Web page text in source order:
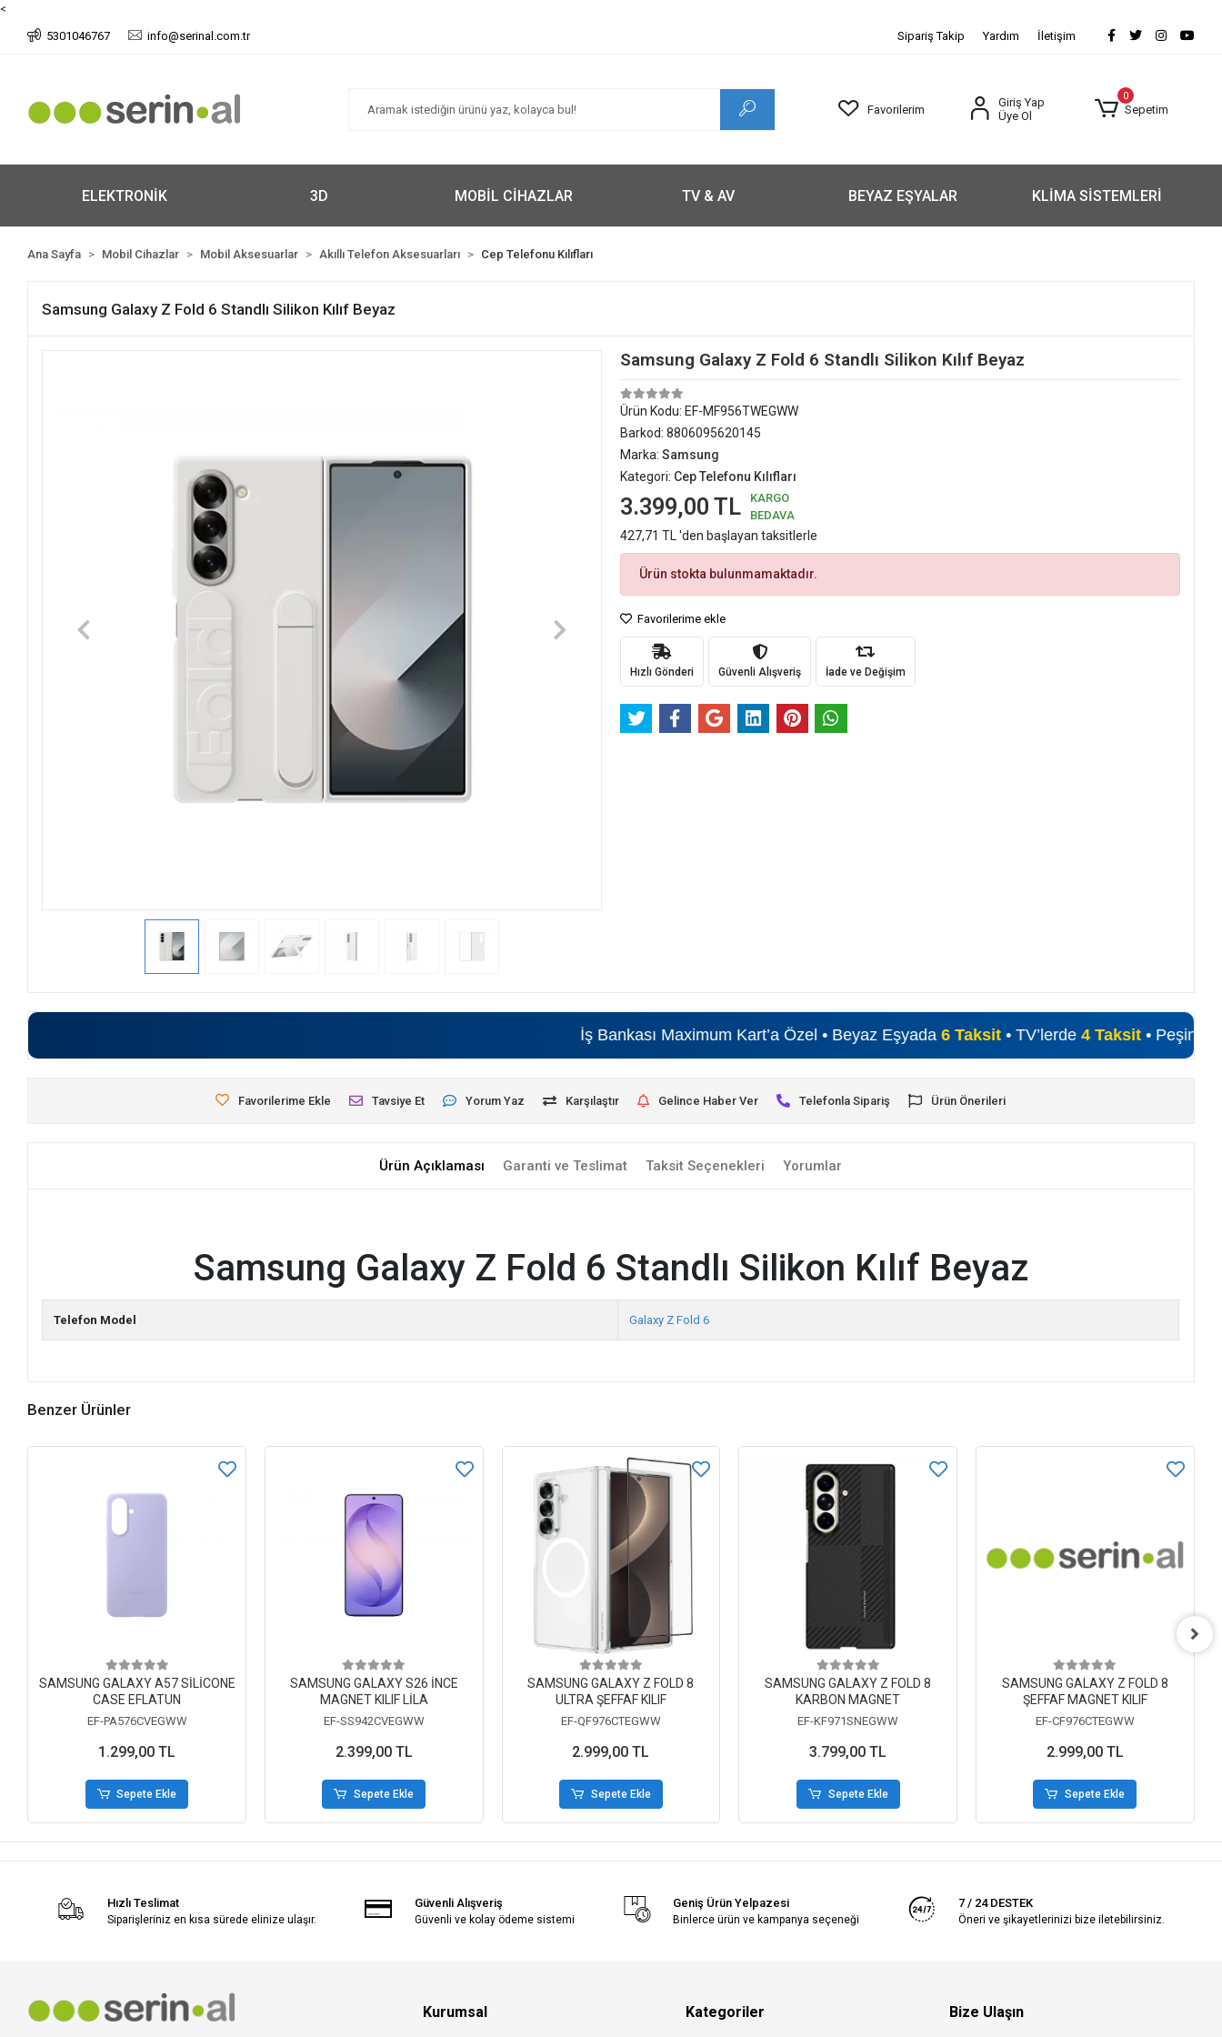
<
5301046767
info@serinal.com.tr Sipariş Takip Yardım İletişim
Favorilerim
Giriş Yap
Üye Ol
0
Sepetim
ELEKTRONİK 3D MOBİL CİHAZLAR TV & AV BEYAZ EŞYALAR KLİMA SİSTEMLERİ
Ana Sayfa Mobil Cihazlar Mobil Aksesuarlar Akıllı Telefon Aksesuarları Cep Telefonu Kılıfları
Samsung Galaxy Z Fold 6 Standlı Silikon Kılıf Beyaz
Samsung Galaxy Z Fold 6 Standlı Silikon Kılıf Beyaz
Ürün Kodu: EF-MF956TWEGWW
Barkod: 8806095620145
Marka: Samsung
Kategori: Cep Telefonu Kılıfları
3.399,00 TL
KARGO
BEDAVA
427,71 TL 'den başlayan taksitlerle
Ürün stokta bulunmamaktadır.
Favorilerime ekle
Hızlı Gönderi Güvenli Alışveriş İade ve Değişim
İş Bankası Maximum Kart’a Özel • Beyaz Eşyada 6 Taksit• TV’lerde4 Taksit• Peşin Fiyatına
Favorilerime Ekle Tavsiye Et Yorum Yaz Karşılaştır Gelince Haber Ver Telefonla Sipariş Ürün Önerileri
Ürün Açıklaması Garanti ve Teslimat Taksit Seçenekleri Yorumlar
Samsung Galaxy Z Fold 6 Standlı Silikon Kılıf Beyaz
Telefon Model Galaxy Z Fold 6
Benzer Ürünler
SAMSUNG GALAXY A57 SİLİCONE
CASE EFLATUN
EF-PA576CVEGWW
1.299,00 TL
Sepete Ekle
SAMSUNG GALAXY S26 İNCE
MAGNET KILIF LİLA
EF-SS942CVEGWW
2.399,00 TL
Sepete Ekle
SAMSUNG GALAXY Z FOLD 8
ULTRA ŞEFFAF KILIF
EF-QF976CTEGWW
2.999,00 TL
Sepete Ekle
SAMSUNG GALAXY Z FOLD 8
KARBON MAGNET
EF-KF971SNEGWW
3.799,00 TL
Sepete Ekle
SAMSUNG GALAXY Z FOLD 8
ŞEFFAF MAGNET KILIF
EF-CF976CTEGWW
2.999,00 TL
Sepete Ekle
Hızlı Teslimat
Siparişleriniz en kısa sürede elinize ulaşır.
Güvenli Alışveriş
Güvenli ve kolay ödeme sistemi
Geniş Ürün Yelpazesi
Binlerce ürün ve kampanya seçeneği
7 / 24 DESTEK
Öneri ve şikayetlerinizi bize iletebilirsiniz.
Kurumsal Kategoriler Bize Ulaşın